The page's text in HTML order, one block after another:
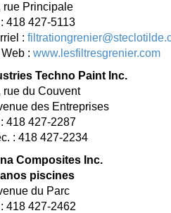
rue Principale
418 427-5113
:
: www.lesfiltresgrenier.com
Techno Paint Inc.
rue du Couvent
des Entreprises
418 427-2287
: 418 427-2234
Composites Inc.
piscines
du Parc
418 427-2462